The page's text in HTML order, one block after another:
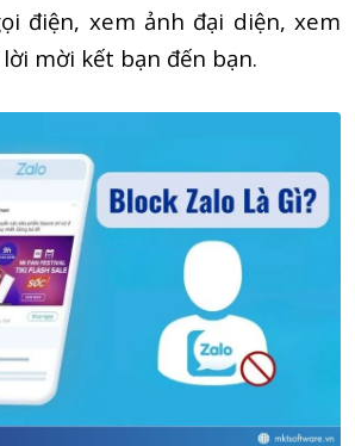
điện, xem ảnh đại diện, xem
mời kết bạn đến bạn.